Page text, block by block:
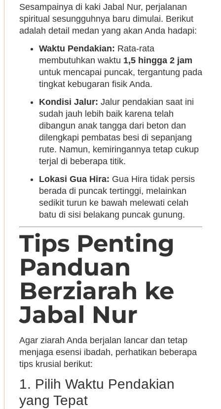
Sesampainya di kaki Jabal Nur, perjalanan
spiritual sesungguhnya baru dimulai. Berikut
adalah detail medan yang akan Anda hadapi:
Waktu Pendakian: Rata-rata
membutuhkan waktu 1,5 hingga 2 jam
untuk mencapai puncak, tergantung pada
tingkat kebugaran fisik Anda.
Kondisi Jalur: Jalur pendakian saat ini
sudah jauh lebih baik karena telah
dibangun anak tangga dari beton dan
dilengkapi pembatas besi di sepanjang
rute. Namun, kemiringannya tetap cukup
terjal di beberapa titik.
Lokasi Gua Hira: Gua Hira tidak persis
berada di puncak tertinggi, melainkan
sedikit turun ke bawah melewati celah
batu di sisi belakang puncak gunung.
Tips Penting
Panduan
Berziarah ke
Jabal Nur
Agar ziarah Anda berjalan lancar dan tetap
menjaga esensi ibadah, perhatikan beberapa
tips krusial berikut:
1. Pilih Waktu Pendakian
yang Tepat